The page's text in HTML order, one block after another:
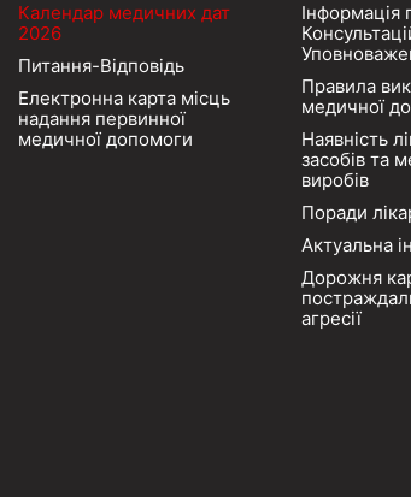
Календар медичних дат
2026
Питання-Відповідь
Електронна карта місць
надання первинної
медичної допомоги
Інформація
Правила
медичної
Наявність
засобів та
виробів
Поради
Актуальна
Дорожня
агресії